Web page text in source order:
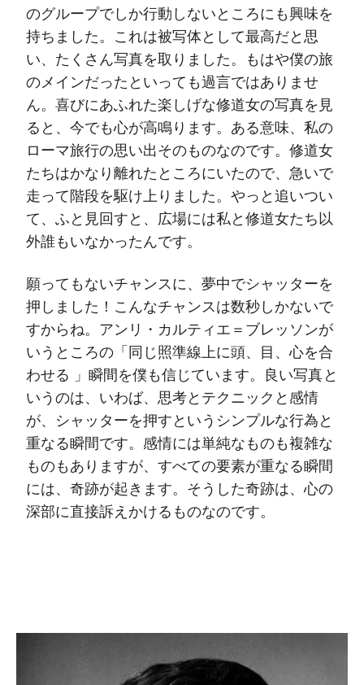
のグループでしか行動しないところにも興味を
持ちました。これは被写体として最高だと思
い、たくさん写真を取りました。もはや僕の旅
のメインだったといっても過言ではありませ
ん。喜びにあふれた楽しげな修道女の写真を見
ると、今でも心が高鳴ります。ある意味、私の
ローマ旅行の思い出そのものなのです。修道女
たちはかなり離れたところにいたので、急いで
走って階段を駆け上りました。やっと追いつい
て、ふと見回すと、広場には私と修道女たち以
外誰もいなかったんです。
願ってもないチャンスに、夢中でシャッターを
押しました！こんなチャンスは数秒しかないで
すからね。アンリ・カルティエ＝ブレッソンが
いうところの「同じ照準線上に頭、目、心を合
わせる 」瞬間を僕も信じています。良い写真と
いうのは、いわば、思考とテクニックと感情
が、シャッターを押すというシンプルな行為と
重なる瞬間です。感情には単純なものも複雑な
ものもありますが、すべての要素が重なる瞬間
には、奇跡が起きます。そうした奇跡は、心の
深部に直接訴えかけるものなのです。